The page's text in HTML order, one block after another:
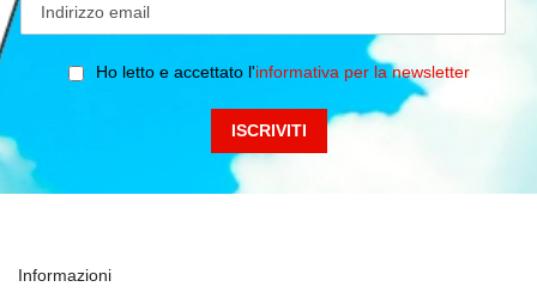
Ho letto e accettato l'informativa per la newsletter
Informazioni